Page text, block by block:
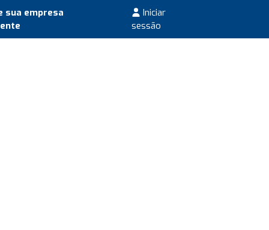
sua empresa
Iniciar
sessão